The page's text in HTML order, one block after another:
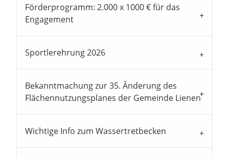
Förderprogramm: 2.000 x 1000 € für das
Engagement
Sportlerehrung 2026
Bekanntmachung zur 35. Änderung des
Flächennutzungsplanes der Gemeinde Lienen
Wichtige Info zum Wassertretbecken